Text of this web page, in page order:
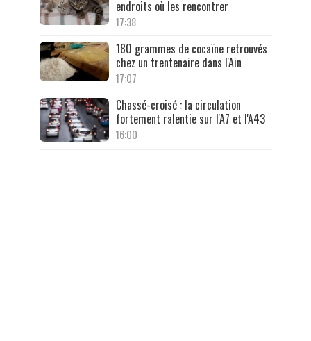
endroits où les rencontrer
17:38
180 grammes de cocaïne retrouvés
chez un trentenaire dans l'Ain
17:07
Chassé-croisé : la circulation
fortement ralentie sur l'A7 et l'A43
16:00